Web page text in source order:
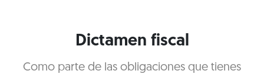
Dictamen fiscal
Como parte de las obligaciones que tienes